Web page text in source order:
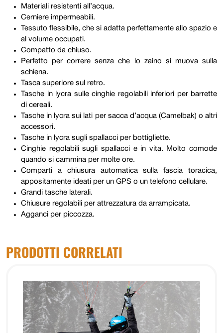
Materiali resistenti all’acqua.
Cerniere impermeabili.
Tessuto flessibile, che si adatta perfettamente allo spazio e
al volume occupati.
Compatto da chiuso.
Perfetto per correre senza che lo zaino si muova sulla
schiena.
Tasca superiore sul retro.
Tasche in lycra sulle cinghie regolabili inferiori per barrette
di cereali.
Tasche in lycra sui lati per sacca d’acqua (Camelbak) o altri
accessori.
Tasche in lycra sugli spallacci per bottigliette.
Cinghie regolabili sugli spallacci e in vita. Molto comode
quando si cammina per molte ore.
Comparti a chiusura automatica sulla fascia toracica,
appositamente ideati per un GPS o un telefono cellulare.
Grandi tasche laterali.
Chiusure regolabili per attrezzatura da arrampicata.
Agganci per piccozza.
PRODOTTI CORRELATI